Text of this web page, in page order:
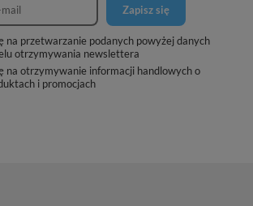
Zapisz się
na przetwarzanie podanych powyżej danych
otrzymywania newslettera
na otrzymywanie informacji handlowych o
i promocjach